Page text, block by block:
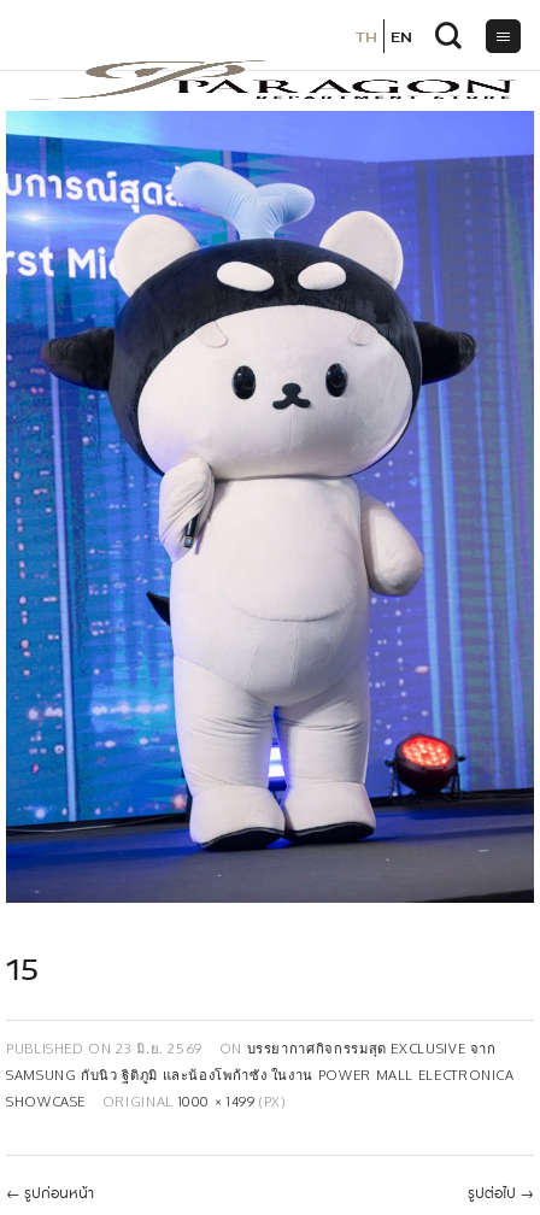
เนื้อหา
15
PUBLISHED ON23 มิ.ย. 2569 ON บรรยากาศกิจกรรมสุด EXCLUSIVE จาก
SAMSUNG กับนิว ฐิติภูมิ และน้องโพก้าซัง ในงาน POWER MALL ELECTRONICA
SHOWCASE
ORIGINAL 1000 × 1499 (PX)
← รูปก่อนหน้า รูปต่อไป →
TH EN
TH EN